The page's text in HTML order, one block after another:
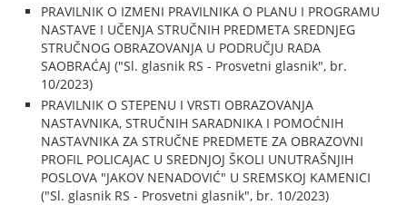
PRAVILNIK O IZMENI PRAVILNIKA O PLANU I PROGRAMU
NASTAVE I UČENJA STRUČNIH PREDMETA SREDNJEG
STRUČNOG OBRAZOVANJA U PODRUČJU RADA
SAOBRAĆAJ ("Sl. glasnik RS - Prosvetni glasnik", br.
10/2023)
PRAVILNIK O STEPENU I VRSTI OBRAZOVANJA
NASTAVNIKA, STRUČNIH SARADNIKA I POMOĆNIH
NASTAVNIKA ZA STRUČNE PREDMETE ZA OBRAZOVNI
PROFIL POLICAJAC U SREDNJOJ ŠKOLI UNUTRAŠNJIH
POSLOVA "JAKOV NENADOVIĆ" U SREMSKOJ KAMENICI
("Sl. glasnik RS - Prosvetni glasnik", br. 10/2023)